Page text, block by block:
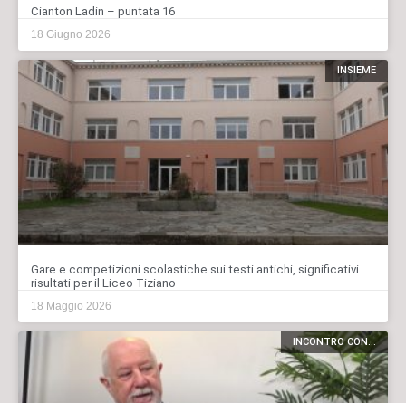
Cianton Ladin – puntata 16
18 Giugno 2026
INSIEME
Gare e competizioni scolastiche sui testi antichi, significativi
risultati per il Liceo Tiziano
18 Maggio 2026
INCONTRO CON...